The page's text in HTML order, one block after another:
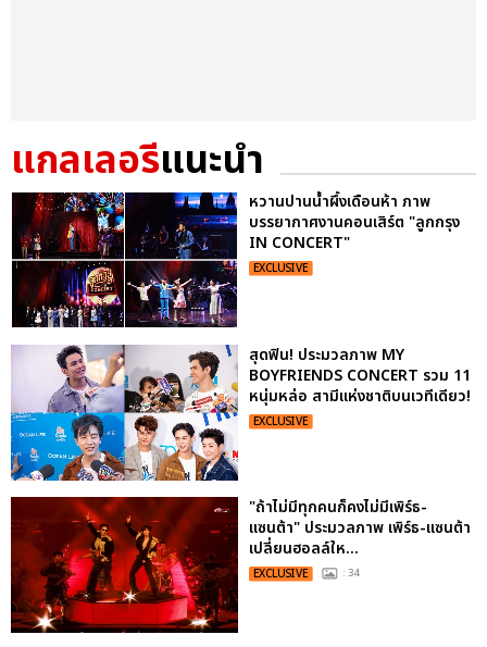
แกลเลอรีแนะนำ
หวานปานน้ำผึ้งเดือนห้า ภาพ
บรรยากาศงานคอนเสิร์ต "ลูกกรุง
IN CONCERT"
EXCLUSIVE
สุดฟิน! ประมวลภาพ MY
BOYFRIENDS CONCERT รวม 11
หนุ่มหล่อ สามีแห่งชาติบนเวทีเดียว!
EXCLUSIVE
"ถ้าไม่มีทุกคนก็คงไม่มีเพิร์ธ-
แซนต้า" ประมวลภาพ เพิร์ธ-แซนต้า
เปลี่ยนฮอลล์ให...
EXCLUSIVE : 34